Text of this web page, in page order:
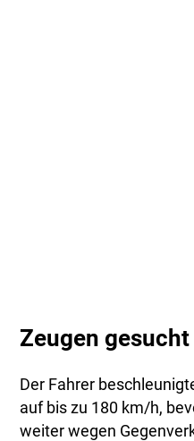
Zeugen gesucht
Der Fahrer
auf bis zu 180 km/h,
weiter wegen